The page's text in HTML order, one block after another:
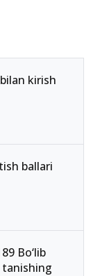
kirish
ballari
Bo‘lib